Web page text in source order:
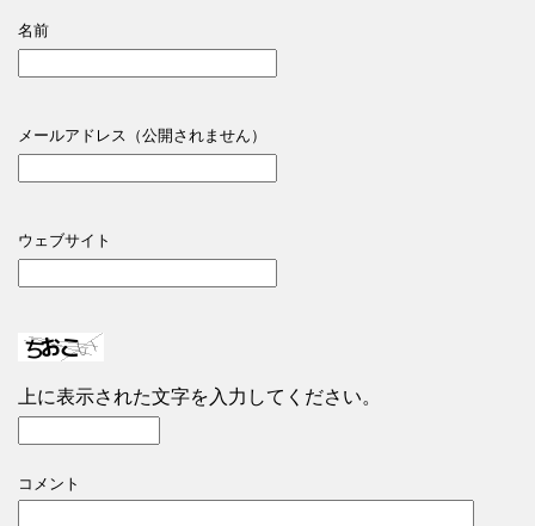
名前
メールアドレス（公開されません）
ウェブサイト
上に表示された文字を入力してください。
コメント